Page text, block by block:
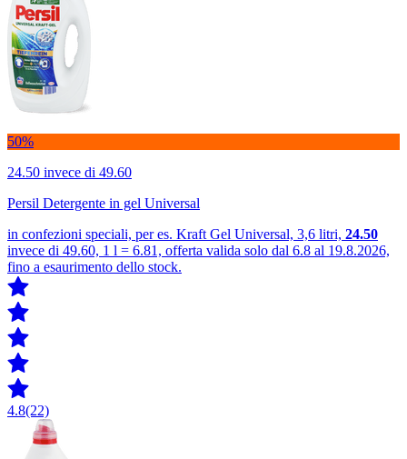
50%
24.50 invece di 49.60
Persil Detergente in gel Universal
in confezioni speciali, per es. Kraft Gel Universal, 3,6 litri, 24.50
invece di 49.60, 1 l = 6.81, offerta valida solo dal 6.8 al 19.8.2026,
fino a esaurimento dello stock.
4.8(22)